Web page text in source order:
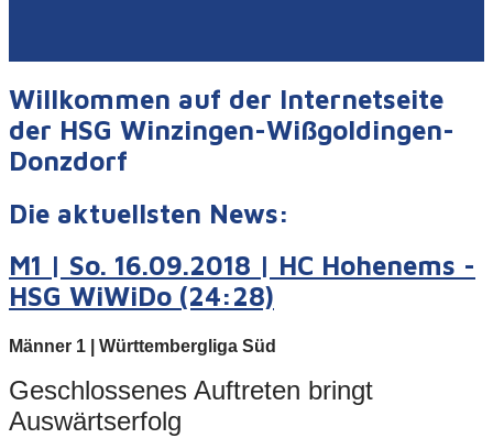
Willkommen auf der Internetseite
der HSG Winzingen-Wißgoldingen-
Donzdorf
Die aktuellsten News:
M1 | So. 16.09.2018 | HC Hohenems -
HSG WiWiDo (24:28)
Männer 1 | Württembergliga Süd
Geschlossenes Auftreten bringt
Auswärtserfolg